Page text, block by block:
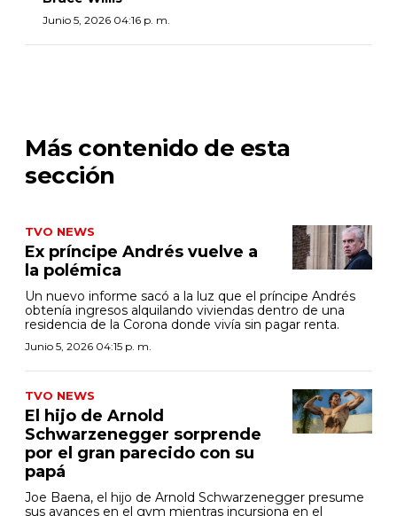
Junio 5, 2026 04:16 p. m.
Más contenido de esta
sección
TVO NEWS
Ex príncipe Andrés vuelve a
la polémica
Un nuevo informe sacó a la luz que el príncipe Andrés
obtenía ingresos alquilando viviendas dentro de una
residencia de la Corona donde vivía sin pagar renta.
Junio 5, 2026 04:15 p. m.
TVO NEWS
El hijo de Arnold
Schwarzenegger sorprende
por el gran parecido con su
papá
Joe Baena, el hijo de Arnold Schwarzenegger presume
sus avances en el gym mientras incursiona en el